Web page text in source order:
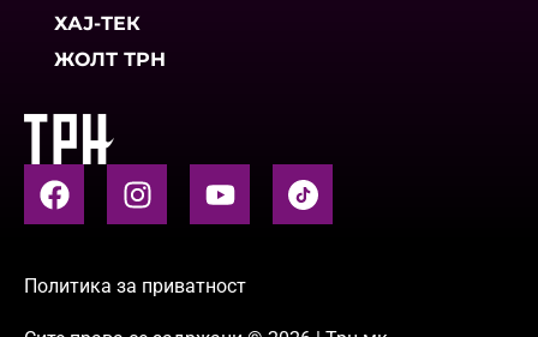
ХАЈ-ТЕК
ЖОЛТ ТРН
Политика за приватност